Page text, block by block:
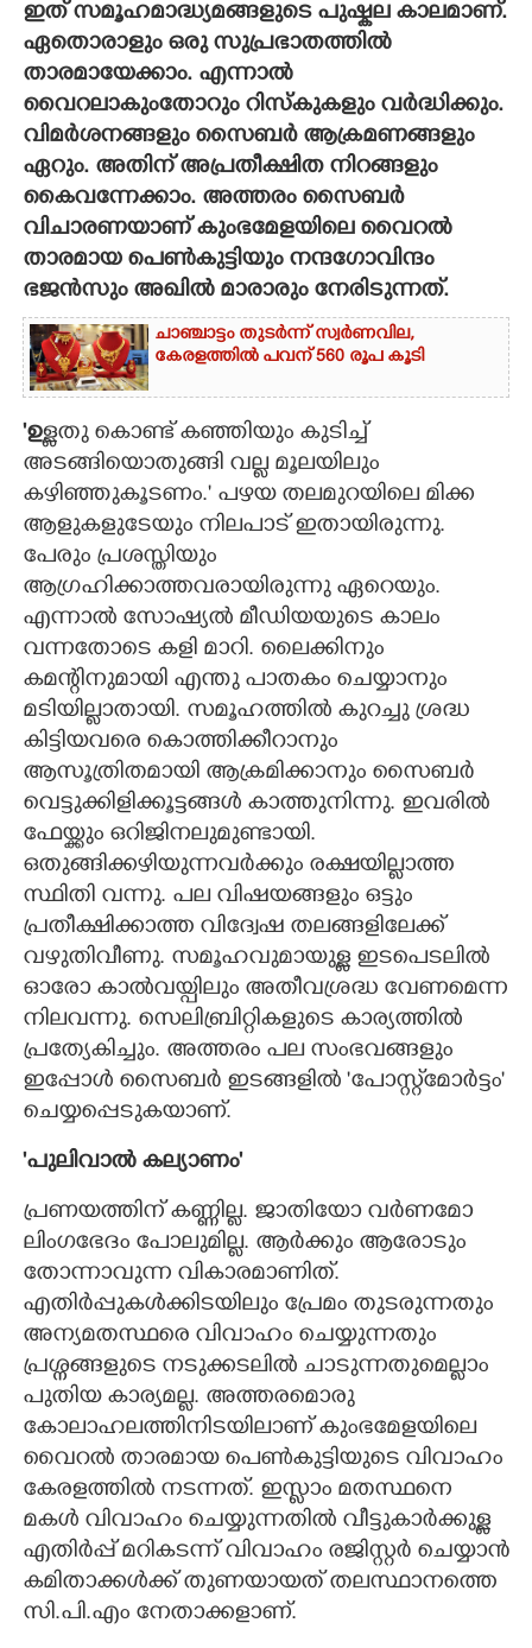
CARTOONS
LITERATURE
ZOOM
ഇത് സമൂഹമാദ്ധ്യമങ്ങളുടെ പുഷ്കല കാലമാണ്.
ഏതൊരാളും ഒരു സുപ്രഭാതത്തിൽ
താരമായേക്കാം. എന്നാൽ
വൈറലാകുംതോറും റിസ്കുകളും വർദ്ധിക്കും.
വിമർശനങ്ങളും സൈബർ ആക്രമണങ്ങളും
ഏറും. അതിന് അപ്രതീക്ഷിത നിറങ്ങളും
കൈവന്നേക്കാം. അത്തരം സൈബർ
വിചാരണയാണ് കുംഭമേളയിലെ വൈറൽ
താരമായ പെൺകുട്ടിയും നന്ദഗോവിന്ദം
ഭജൻസും അഖിൽ മാരാരും നേരിടുന്നത്.
ചാഞ്ചാട്ടം തുടർന്ന് സ്വർണവില,
കേരളത്തിൽ പവന് 560 രൂപ കൂടി
'ഉള്ളതു കൊണ്ട് കഞ്ഞിയും കുടിച്ച്
അടങ്ങിയൊതുങ്ങി വല്ല മൂലയിലും
കഴിഞ്ഞുകൂടണം." പഴയ തലമുറയിലെ മിക്ക
ആളുകളുടേയും നിലപാട് ഇതായിരുന്നു.
പേരും പ്രശസ്തിയും
ആഗ്രഹിക്കാത്തവരായിരുന്നു ഏറെയും.
എന്നാൽ സോഷ്യൽ മീഡിയയുടെ കാലം
വന്നതോടെ കളി മാറി. ലൈക്കിനും
കമന്റിനുമായി എന്തു പാതകം ചെയ്യാനും
മടിയില്ലാതായി. സമൂഹത്തിൽ കുറച്ചു ശ്രദ്ധ
കിട്ടിയവരെ കൊത്തിക്കീറാനും
ആസൂത്രിതമായി ആക്രമിക്കാനും സൈബർ
വെട്ടുക്കിളിക്കൂട്ടങ്ങൾ കാത്തുനിന്നു. ഇവരിൽ
ഫേയ്ക്കും ഒറിജിനലുമുണ്ടായി.
ഒതുങ്ങിക്കഴിയുന്നവർക്കും രക്ഷയില്ലാത്ത
സ്ഥിതി വന്നു. പല വിഷയങ്ങളും ഒട്ടും
പ്രതീക്ഷിക്കാത്ത വിദ്വേഷ തലങ്ങളിലേക്ക്
വഴുതിവീണു. സമൂഹവുമായുള്ള ഇടപെടലിൽ
ഓരോ കാൽവയ്പിലും അതീവശ്രദ്ധ വേണമെന്ന
നിലവന്നു. സെലിബ്രിറ്റികളുടെ കാര്യത്തിൽ
പ്രത്യേകിച്ചും. അത്തരം പല സംഭവങ്ങളും
ഇപ്പോൾ സൈബർ ഇടങ്ങളിൽ 'പോസ്റ്റ്മോർട്ടം"
ചെയ്യപ്പെടുകയാണ്.
'പുലിവാൽ കല്യാണം"
പ്രണയത്തിന് കണ്ണില്ല. ജാതിയോ വർണമോ
ലിംഗഭേദം പോലുമില്ല. ആർക്കും ആരോടും
തോന്നാവുന്ന വികാരമാണിത്.
എതിർപ്പുകൾക്കിടയിലും പ്രേമം തുടരുന്നതും
അന്യമതസ്ഥരെ വിവാഹം ചെയ്യുന്നതും
പ്രശ്നങ്ങളുടെ നടുക്കടലിൽ ചാടുന്നതുമെല്ലാം
പുതിയ കാര്യമല്ല. അത്തരമൊരു
കോലാഹലത്തിനിടയിലാണ് കുംഭമേളയിലെ
വൈറൽ താരമായ പെൺകുട്ടിയുടെ വിവാഹം
കേരളത്തിൽ നടന്നത്. ഇസ്ലാം മതസ്ഥനെ
മകൾ വിവാഹം ചെയ്യുന്നതിൽ വീട്ടുകാർക്കുള്ള
എതിർപ്പ് മറികടന്ന് വിവാഹം രജിസ്റ്റർ ചെയ്യാൻ
കമിതാക്കൾക്ക് തുണയായത് തലസ്ഥാനത്തെ
സി.പി.എം നേതാക്കളാണ്.